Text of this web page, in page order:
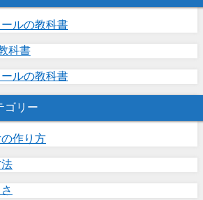
ルの教科書
科書
ルの教科書
ゴリー
作り方